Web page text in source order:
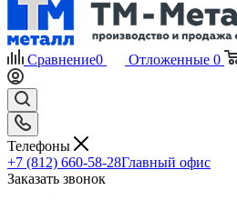
Сравнение0 Отложенные 0
Телефоны
+7 (812) 660-58-28Главный офис
Заказать звонок